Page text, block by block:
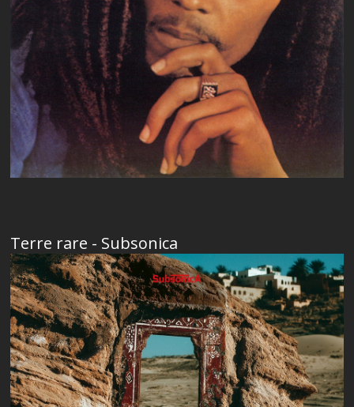
Terre rare - Subsonica